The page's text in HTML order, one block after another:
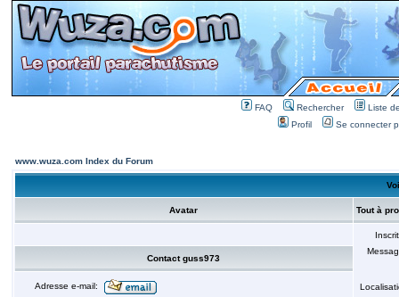
FAQ Rechercher
Liste
Profil
Se connecter
www.wuza.com Index du Forum
Avatar Tout à
Contact guss973
Adresse e-mail: